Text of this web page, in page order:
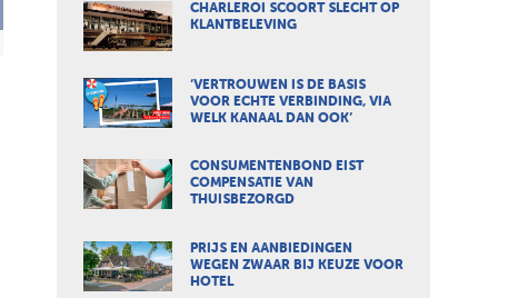
CHARLEROI SCOORT SLECHT OP
KLANTBELEVING
‘VERTROUWEN IS DE BASIS
VOOR ECHTE VERBINDING, VIA
WELK KANAAL DAN OOK’
CONSUMENTENBOND EIST
COMPENSATIE VAN
THUISBEZORGD
PRIJS EN AANBIEDINGEN
WEGEN ZWAAR BIJ KEUZE VOOR
HOTEL